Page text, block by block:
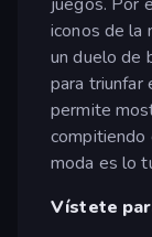
iconos de la
un duelo de
para triunfar
permite
compitiendo
moda es lo
Vístete